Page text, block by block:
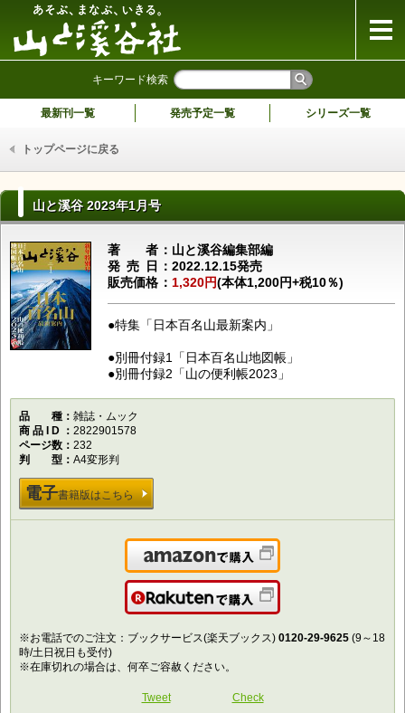
キーワード検索
最新刊一覧 発売予定一覧 シリーズ一覧
トップページに戻る
山と溪谷 2023年1月号
著者山と溪谷編集部編
発売日 2022.12.15発売
販売価格
1,320円(本体1,200円+税10％)
●特集「日本百名山最新案内」
●別冊付録1「日本百名山地図帳」
●別冊付録2「山の便利帳2023」
品種雑誌・ムック
商品ID
2822901578
ページ数
232
判型A4変形判
電子書籍版はこちら
Amazonで購入
楽天で購入
※お電話でのご注文：ブックサービス(楽天ブックス) 0120-29-9625 (9～18
時/土日祝日も受付)
※在庫切れの場合は、何卒ご容赦ください。
Tweet Check